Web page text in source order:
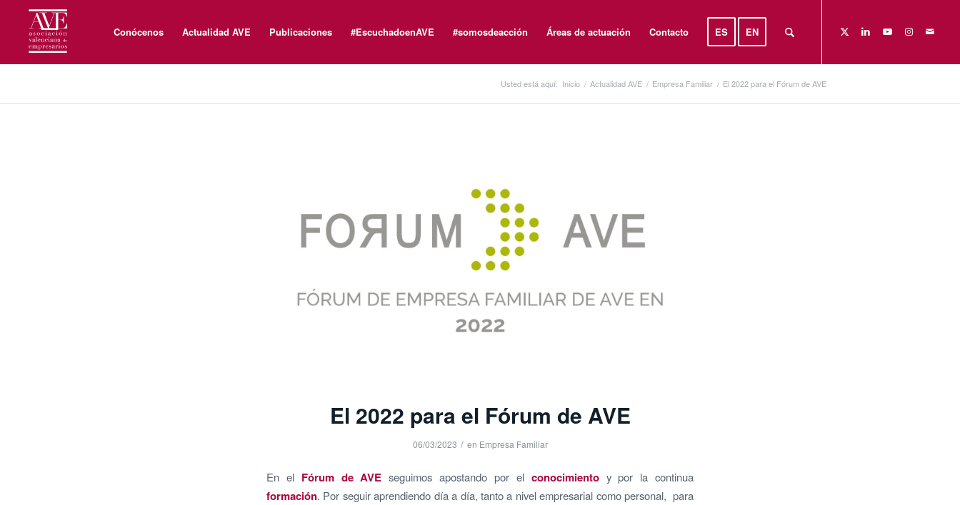
Conócenos Actualidad AVE Publicaciones #EscuchadoenAVE #somosdeacción Áreas de actuación Contacto ES EN
Usted está aquí: Inicio / Actualidad AVE / Empresa Familiar / El 2022 para el Fórum de AVE
El 2022 para el Fórum de AVE
06/03/2023 / en Empresa Familiar
En elFórum de AVE seguimos apostando por elconocimientoy por la continua
formación. Por seguir aprendiendo día a día, tanto a nivel empresarial como personal, para